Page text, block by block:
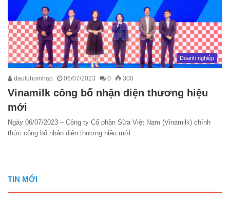
Doanh nghiệp
dautuhoinhap 06/07/2023 0 300
Vinamilk công bố nhận diện thương hiệu
mới
Ngày 06/07/2023 – Công ty Cổ phần Sữa Việt Nam (Vinamilk) chính
thức công bố nhận diện thương hiệu mới.…
TIN MỚI